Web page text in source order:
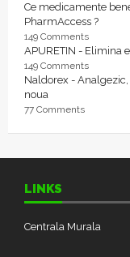
Ce medicamente
PharmAccess ?
149 Comments
APURETIN - Elimina
149 Comments
Naldorex -
noua
77 Comments
LINKS
Centrala Murala